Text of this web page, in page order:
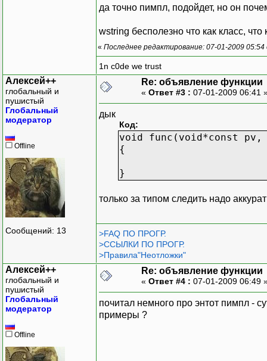
да точно пимпл, подойдет, но он
wstring бесполезно что как класс, что
« Последнее редактирование: 07-01-2009
1n c0de we trust
Алексей++
глобальный и
пушистый
Глобальный
модератор
Offline
Сообщений: 13
Re: объявление функции
« Ответ #3 : 07-01-2009 06:41
дык
Код:
void func(void*const pv,
{
}
только за типом следить надо
>FAQ ПО ПРОГР.
>ССЫЛКИ ПО ПРОГР.
>Правила"Неотложки"
Алексей++
глобальный и
пушистый
Глобальный
модератор
Offline
Re: объявление функции
« Ответ #4 : 07-01-2009 06:49
почитал немного про энтот пимпл -
примеры ?